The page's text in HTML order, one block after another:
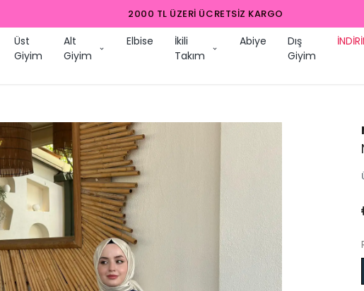
2000 TL ÜZERI ÜCRETSIZ KARGO
Üst
Giyim
Alt
Giyim
Elbise
İkili
Takım
Abiye
Dış
Giyim